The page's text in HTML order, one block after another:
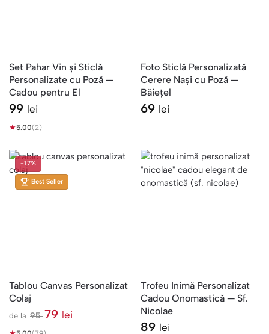
Set Pahar Vin și Sticlă
Personalizate cu Poză —
Cadou pentru El
99 lei
★5.00(2)
Foto Sticlă Personalizată
Cerere Nași cu Poză —
Băiețel
69 lei
-17%
Best Seller
Tablou Canvas Personalizat
Colaj
de la 9579 lei
Trofeu Inimă Personalizat
Cadou Onomastică — Sf.
Nicolae
89 lei